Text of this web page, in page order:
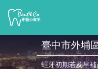
臺中市外埔
蛀牙初期若及早